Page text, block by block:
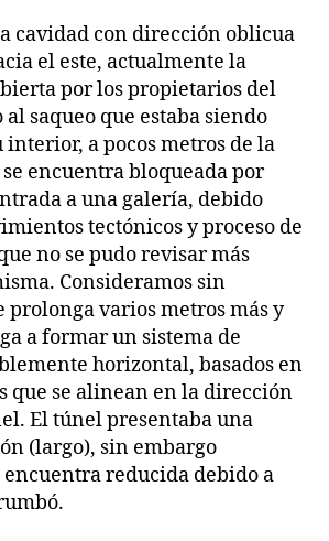
cavidad con dirección oblicua
el este, actualmente la
por los propietarios del
saqueo que estaba siendo
interior, a pocos metros de la
encuentra bloqueada por
a una galería, debido
tectónicos y proceso de
no se pudo revisar más
Consideramos sin
prolonga varios metros más y
a formar un sistema de
horizontal, basados en
que se alinean en la dirección
El túnel presentaba una
(largo), sin embargo
reducida debido a